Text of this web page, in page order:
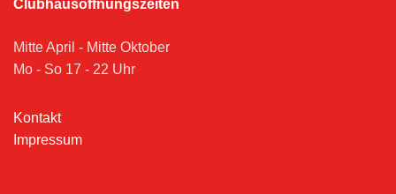
Clubhausöffnungszeiten
Mitte April - Mitte Oktober
Mo - So 17 - 22 Uhr
Kontakt
Impressum